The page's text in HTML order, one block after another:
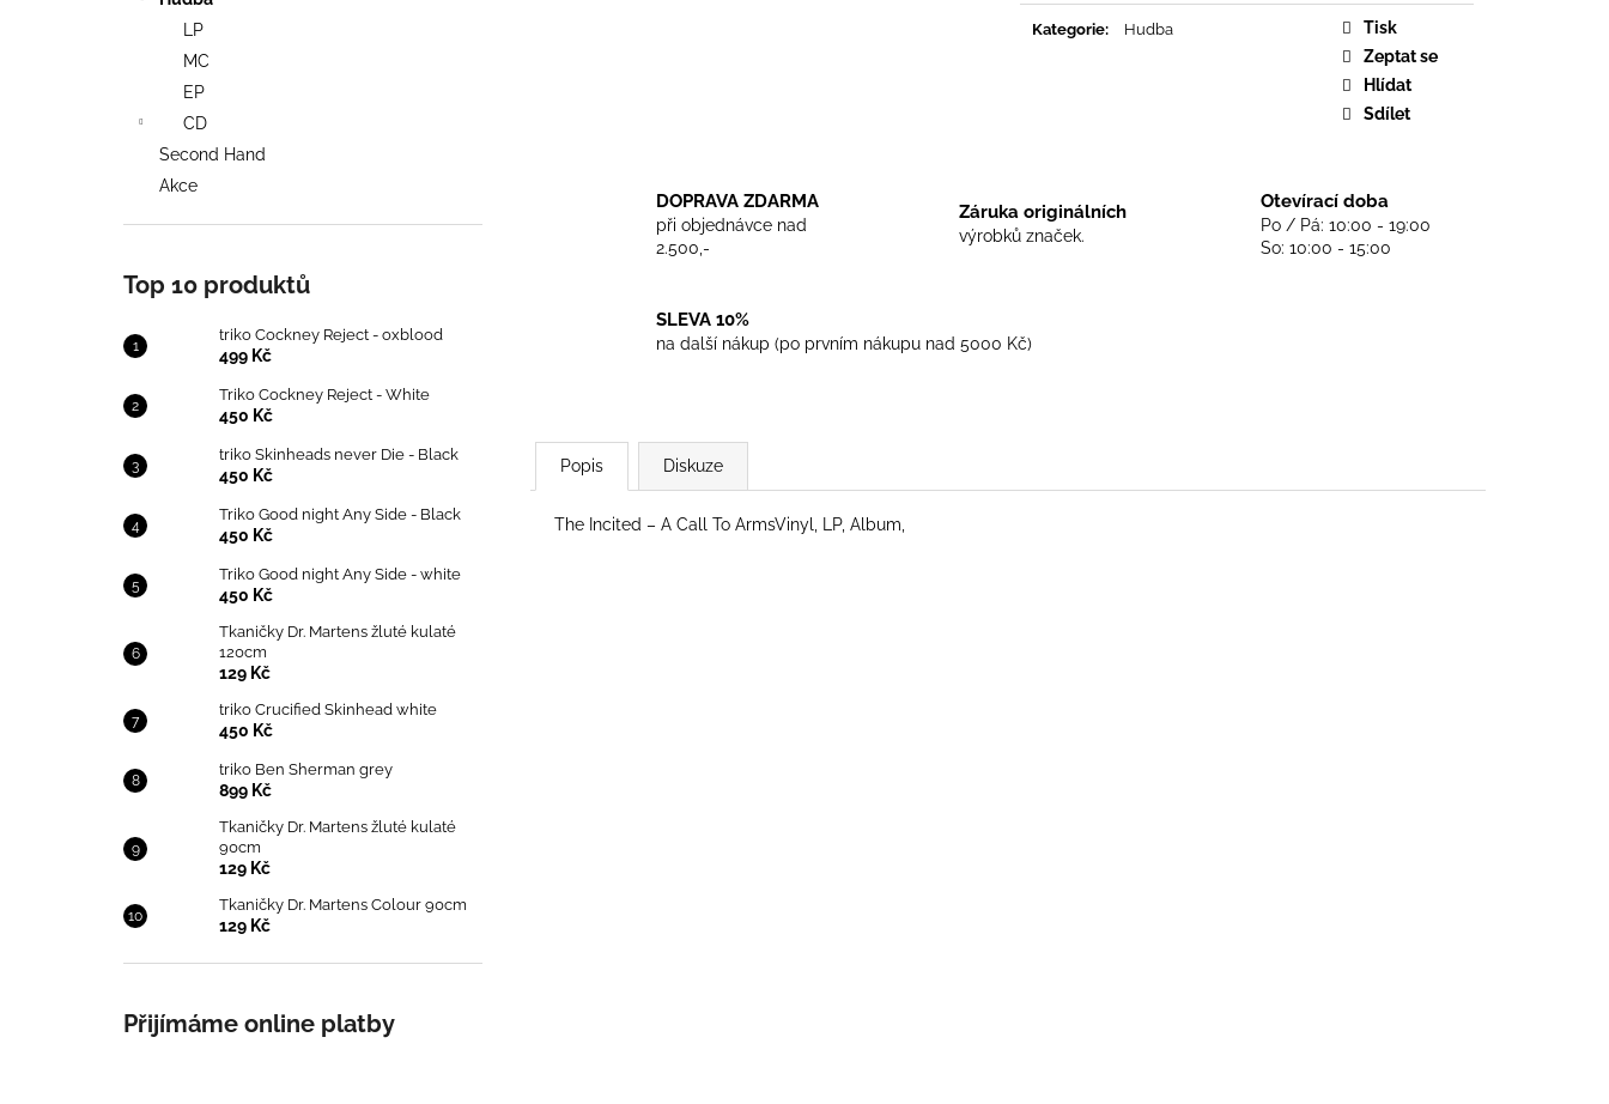
LP
MC
EP
CD
Second Hand
Akce
Top 10 produktů
triko Cockney Reject - oxblood
499 Kč
Triko Cockney Reject - White
450 Kč
triko Skinheads never Die - Black
450 Kč
Triko Good night Any Side - Black
450 Kč
Triko Good night Any Side - white
450 Kč
Tkaničky Dr. Martens žluté kulaté
120cm
129 Kč
triko Crucified Skinhead white
450 Kč
triko Ben Sherman grey
899 Kč
Tkaničky Dr. Martens žluté kulaté
90cm
129 Kč
Tkaničky Dr. Martens Colour 90cm
129 Kč
Přijímáme online platby
Kategorie: Hudba
Tisk
Zeptat se
Hlídat
Sdílet
DOPRAVA ZDARMA
při objednávce nad
2.500,-
Záruka originálních
výrobků značek.
Otevírací doba
Po / Pá: 10:00 - 19:00
So: 10:00 - 15:00
SLEVA 10%
na další nákup (po prvním nákupu nad 5000 Kč)
Popis Diskuze
The Incited ‎– A Call To ArmsVinyl, LP, Album,
TRIKO COCKNEY REJECT - OXBLOOD
499 Kč
TRIKO SKINHEADS NEVER DIE - BLACK